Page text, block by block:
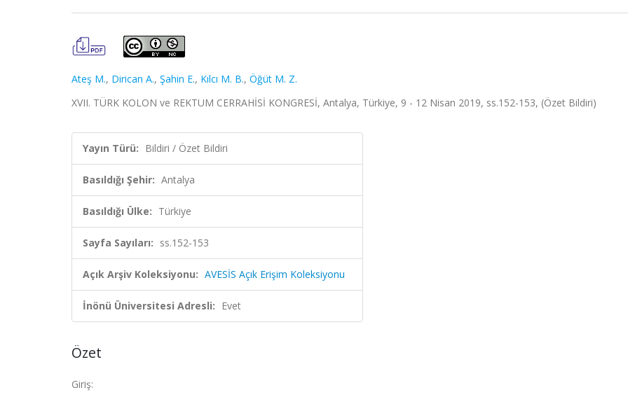
Ateş M., Dirican A., Şahin E., Kılcı M. B., Öğüt M. Z.
XVII. TÜRK KOLON ve REKTUM CERRAHİSİ KONGRESİ, Antalya, Türkiye, 9 - 12 Nisan 2019, ss.152-153, (Özet Bildiri)
Yayın Türü: Bildiri / Özet Bildiri
Basıldığı Şehir: Antalya
Basıldığı Ülke: Türkiye
Sayfa Sayıları: ss.152-153
Açık Arşiv Koleksiyonu: AVESİS Açık Erişim Koleksiyonu
İnönü Üniversitesi Adresli: Evet
Özet
Giriş: